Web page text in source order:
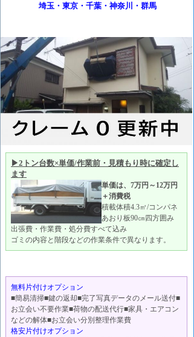
埼玉・東京・千葉・神奈川・群馬
▶2トン台数×単価/作業前・見積もり時に確定し
ます
単価は、7万円～12万円
＋消費税
積載体積4.3㎥/コンパネ
あおり板90㎝四方囲み
出張費・作業費・処分費すべて込み
ゴミの内容と階段などの作業条件で異なります。
無料片付けオプション
■簡易清掃■鍵の返却■完了写真データのメール送付■
お立会い不要作業■荷物の配送代行■家具・エアコン
などの解体■お立会い分別整理作業費
格安片付けオプション